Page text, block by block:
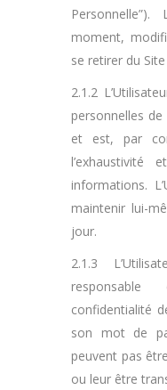
moment,
se retirer du
2.1.2
personnelles
et est, par
l’exhaustivité
informations.
maintenir lui-
jour.
2.1.3
confidentialité
son mot de
peuvent pas
ou leur être